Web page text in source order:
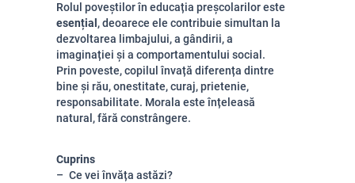
Rolul poveștilor în educația preșcolarilor este
esențial , deoarece ele contribuie simultan la
dezvoltarea limbajului, a gândirii, a
imaginației și a comportamentului social.
Prin poveste, copilul învață diferența dintre
bine și rău, onestitate, curaj, prietenie,
responsabilitate. Morala este înțeleasă
natural, fără constrângere.
Cuprins
Ce vei învăța astăzi?